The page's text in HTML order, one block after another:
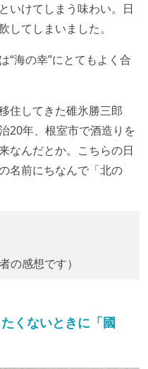
いけてしまう味わい。日
してしまいました。
“海の幸”にとてもよく合
住してきた碓氷勝三郎
20年、根室市で酒造りを
なんだとか。こちらの日
名前にちなんで「北の
の感想です）
くないときに「國